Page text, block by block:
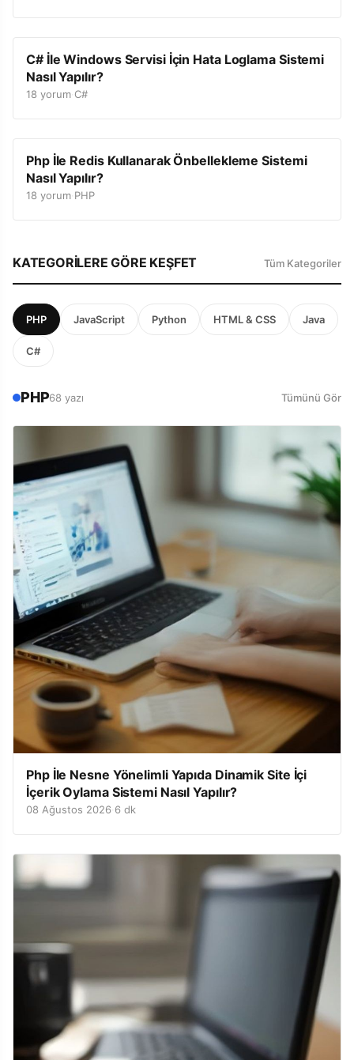
C# İle Windows Servisi İçin Hata Loglama Sistemi
Nasıl Yapılır?
18 yorum C#
Php İle Redis Kullanarak Önbellekleme Sistemi
Nasıl Yapılır?
18 yorum PHP
KATEGORILERE GÖRE KEŞFET Tüm Kategoriler
PHP JavaScript Python HTML & CSS Java
C#
PHP68 yazı Tümünü Gör
Php İle Nesne Yönelimli Yapıda Dinamik Site İçi
İçerik Oylama Sistemi Nasıl Yapılır?
08 Ağustos 2026 6 dk